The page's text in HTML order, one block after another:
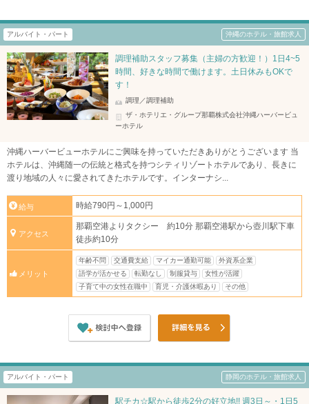
アルバイト・パート 沖縄のホテル・旅館求人
調理補助スタッフ募集（主婦の方歓迎！）1日4~5
時間、好きな時間で働けます。土日休みもOKで
す！
調理／調理補助
ザ・ホテリエ・グループ那覇株式会社沖縄ハーバービュ
ーホテル
沖縄ハーバービューホテルにご興味を持っていただきありがとうございます 当
ホテルは、沖縄随一の伝統と格式を持つシティリゾートホテルであり、長きに
渡り地域の人々に愛されてきたホテルです。インターナシ...
給与 時給790円～1,000円
アクセス
那覇空港よりタクシー 約10分 那覇空港駅から壺川駅下車
徒歩約10分
メリット
年齢不問 交通費支給 マイカー通勤可能
外資系企業
語学が活かせる
転勤なし 制服貸与
女性が活躍
子育て中の女性在職中
育児・介護休暇あり その他
アルバイト・パート 静岡のホテル・旅館求人
駅チカ☆駅から徒歩2分の好立地!! 週3日～・1日5